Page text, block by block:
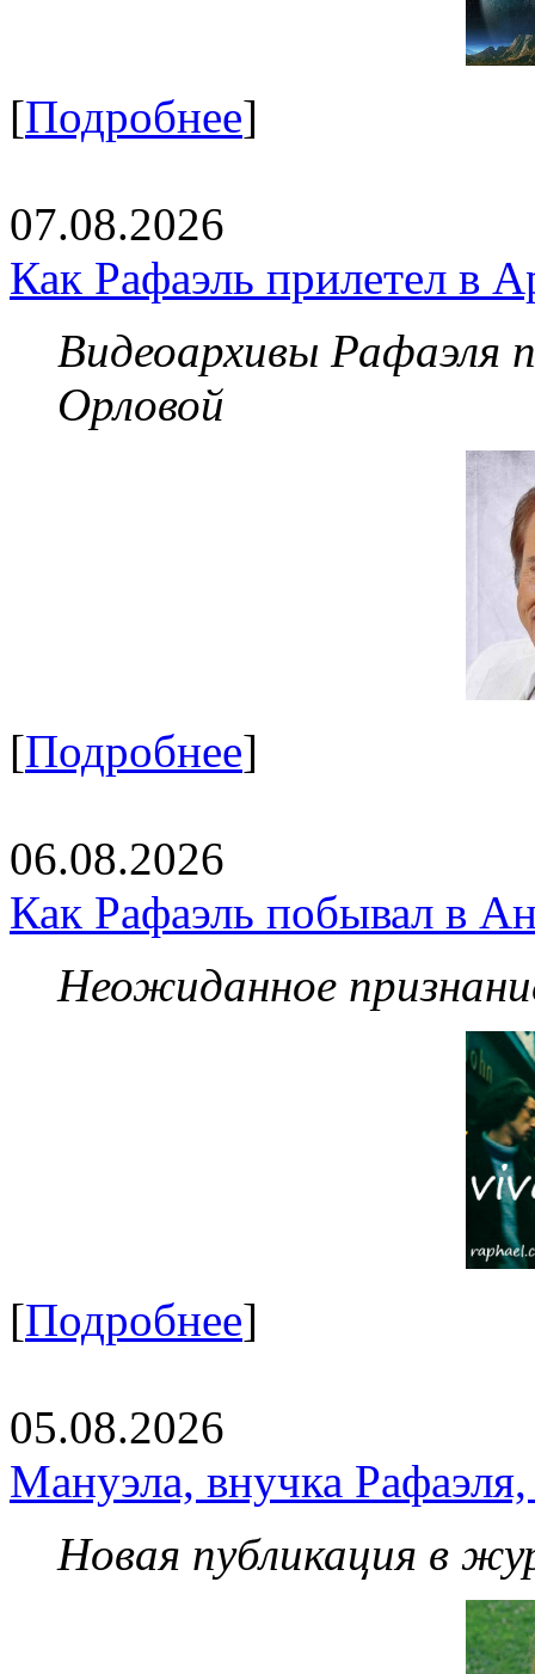
[Подробнее]
07.08.2026
Как Рафаэль прилетел в
Видеоархивы Рафаэля
Орловой
[Подробнее]
06.08.2026
Как Рафаэль побывал в
Неожиданное
[Подробнее]
05.08.2026
Мануэла, внучка
Новая публикация в